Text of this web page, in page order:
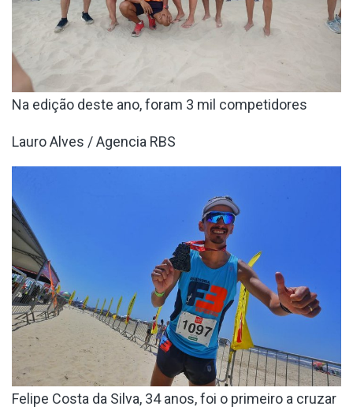
Na edição deste ano, foram 3 mil competidores
Lauro Alves / Agencia RBS
Felipe Costa da Silva, 34 anos, foi o primeiro a cruzar